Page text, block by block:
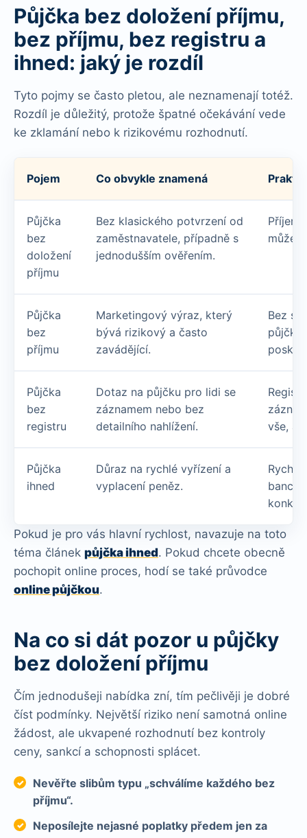
Půjčka bez doložení příjmu,
bez příjmu, bez registru a
ihned: jaký je rozdíl
Tyto pojmy se často pletou, ale neznamenají totéž.
Rozdíl je důležitý, protože špatné očekávání vede
ke zklamání nebo k rizikovému rozhodnutí.
Pojem Co obvykle znamená
Půjčka
bez
doložení
příjmu
Bez klasického potvrzení od
zaměstnavatele, případně s
jednodušším ověřením.
Příjem
může
Půjčka
bez
příjmu
Marketingový výraz, který
bývá rizikový a často
zavádějící.
Bez
půjčka
Půjčka
bez
registru
Dotaz na půjčku pro lidi se
záznamem nebo bez
detailního nahlížení.
vše,
Půjčka
ihned
Důraz na rychlé vyřízení a
vyplacení peněz.
bance,
Pokud je pro vás hlavní rychlost, navazuje na toto
téma článek půjčka ihned. Pokud chcete obecně
pochopit online proces, hodí se také průvodce
online půjčkou.
Na co si dát pozor u půjčky
bez doložení příjmu
Čím jednodušeji nabídka zní, tím pečlivěji je dobré
číst podmínky. Největší riziko není samotná online
žádost, ale ukvapené rozhodnutí bez kontroly
ceny, sankcí a schopnosti splácet.
Nevěřte slibům typu „schválíme každého bez
příjmu“.
Neposílejte nejasné poplatky předem jen za